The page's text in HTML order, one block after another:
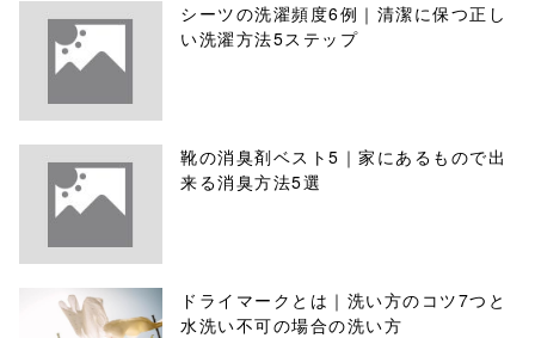
シーツの洗濯頻度6例｜清潔に保つ正し
い洗濯方法5ステップ
靴の消臭剤ベスト5｜家にあるもので出
来る消臭方法5選
ドライマークとは｜洗い方のコツ7つと
水洗い不可の場合の洗い方